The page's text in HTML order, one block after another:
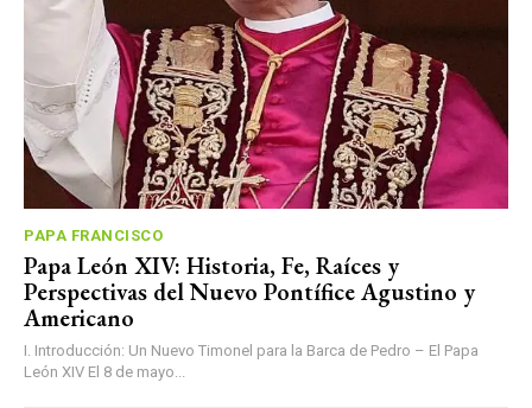
PAPA FRANCISCO
Papa León XIV: Historia, Fe, Raíces y
Perspectivas del Nuevo Pontífice Agustino y
Americano
I. Introducción: Un Nuevo Timonel para la Barca de Pedro – El Papa
León XIV El 8 de mayo...